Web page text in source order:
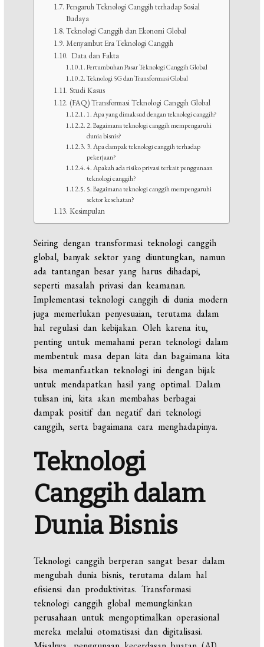
Pengaruh Teknologi Canggih terhadap Sosial
Budaya
Teknologi Canggih dan Ekonomi Global
Menyambut Era Teknologi Canggih
Data dan Fakta
Pertumbuhan Pasar Teknologi Canggih Global
Teknologi 5G dan Transformasi Global
Studi Kasus
(FAQ) Transformasi Teknologi Canggih Global
1. Apa yang dimaksud dengan teknologi canggih?
2. Bagaimana teknologi canggih mempengaruhi
dunia bisnis?
3. Apa dampak teknologi canggih terhadap
pekerjaan?
4. Apakah ada risiko privasi terkait penggunaan
teknologi canggih?
5. Bagaimana teknologi canggih mempengaruhi
sektor kesehatan?
Kesimpulan
Seiring dengan transformasi teknologi canggih
global, banyak sektor yang diuntungkan, namun
ada tantangan besar yang harus dihadapi,
seperti masalah privasi dan keamanan.
Implementasi teknologi canggih di dunia modern
juga memerlukan penyesuaian, terutama dalam
hal regulasi dan kebijakan. Oleh karena itu,
penting untuk memahami peran teknologi dalam
membentuk masa depan kita dan bagaimana kita
bisa memanfaatkan teknologi ini dengan bijak
untuk mendapatkan hasil yang optimal. Dalam
tulisan ini, kita akan membahas berbagai
dampak positif dan negatif dari teknologi
canggih, serta bagaimana cara menghadapinya.
Teknologi
Canggih dalam
Dunia Bisnis
Teknologi canggih berperan sangat besar dalam
mengubah dunia bisnis, terutama dalam hal
efisiensi dan produktivitas. Transformasi
teknologi canggih global memungkinkan
perusahaan untuk mengoptimalkan operasional
mereka melalui otomatisasi dan digitalisasi.